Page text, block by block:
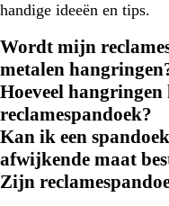
handige ideeën en tips.
Wordt mijn
metalen
Hoeveel
reclamespandoek?
Kan ik een
afwijkende maat
Zijn